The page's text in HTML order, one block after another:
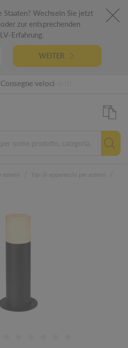
Staaten? Wechseln Sie jetzt
zur entsprechenden
Erfahrung.
WEITER
Disponibilità prodotti
Consegne veloci
5 Anni di garanzia
in Germania